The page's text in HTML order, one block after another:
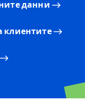
данни
клиентите